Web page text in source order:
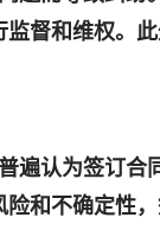
督和维权。
遍认为签订合
和不确定性